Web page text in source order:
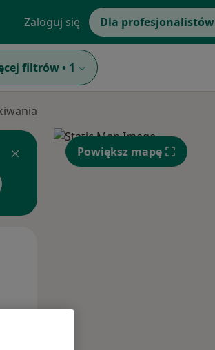
Zaloguj się Dla profesjonalistów
filtrów • 1
Powiększ mapę